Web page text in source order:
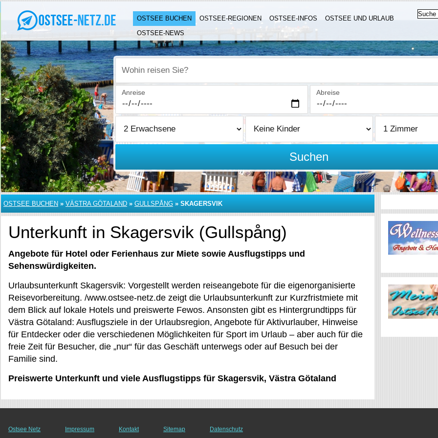
OSTSEE BUCHEN OSTSEE-REGIONEN OSTSEE-INFOS
OSTSEE UND URLAUB
OSTSEE-NEWS
Wohin reisen Sie?
Anreise Abreise
Suchen
OSTSEE BUCHEN » VÄSTRA GÖTALAND » GULLSPÅNG » SKAGERSVIK
Unterkunft in Skagersvik (Gullspång)
Angebote für Hotel oder Ferienhaus zur Miete sowie Ausflugstipps und
Sehenswürdigkeiten.
Urlaubsunterkunft Skagersvik: Vorgestellt werden reiseangebote für die eigenorganisierte
Reisevorbereitung. /www.ostsee-netz.de zeigt die Urlaubsunterkunft zur Kurzfristmiete mit
dem Blick auf lokale Hotels und preiswerte Fewos. Ansonsten gibt es Hintergrundtipps für
Västra Götaland: Ausflugsziele in der Urlaubsregion, Angebote für Aktivurlauber, Hinweise
für Entdecker oder die verschiedenen Möglichkeiten für Sport im Urlaub – aber auch für die
freie Zeit für Besucher, die „nur“ für das Geschäft unterwegs oder auf Besuch bei der
Familie sind.
Preiswerte Unterkunft und viele Ausflugstipps für Skagersvik, Västra Götaland
Ostsee Netz Impressum Kontakt Sitemap Datenschutz